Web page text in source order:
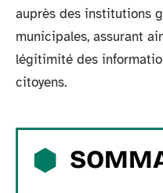
auprès des institutions
municipales, assurant
légitimité des
citoyens.